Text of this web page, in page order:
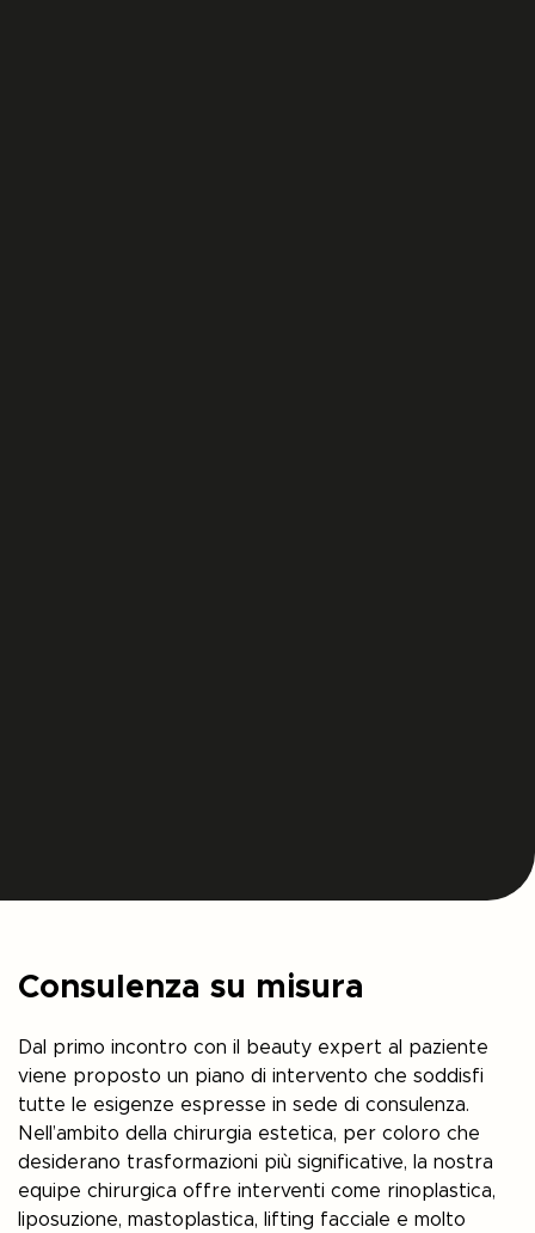
Consulenza su misura
Dal primo incontro con il beauty expert al paziente
viene proposto un piano di intervento che soddisfi
tutte le esigenze espresse in sede di consulenza.
Nell’ambito della chirurgia estetica, per coloro che
desiderano trasformazioni più significative, la nostra
equipe chirurgica offre interventi come rinoplastica,
liposuzione, mastoplastica, lifting facciale e molto